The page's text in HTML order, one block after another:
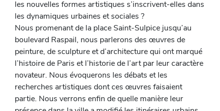
les nouvelles formes artistiques s’inscrivent-elles dans
les dynamiques urbaines et sociales ?
Nous promenant de la place Saint-Sulpice jusqu’au
boulevard Raspail, nous parlerons des œuvres de
peinture, de sculpture et d’architecture qui ont marqué
l’histoire de Paris et l’historie de l’art par leur caractère
novateur. Nous évoquerons les débats et les
recherches artistiques dont ces œuvres faisaient
partie. Nous verrons enfin de quelle manière leur